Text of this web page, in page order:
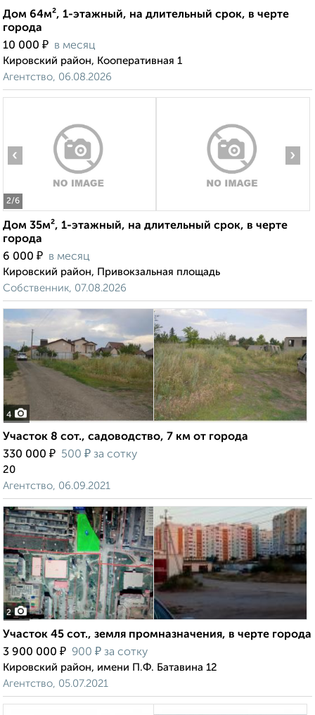
Дом 64м², 1-этажный, на длительный срок, в черте
города
10 000 ₽ в месяц
Кировский район, Кооперативная 1
Агентство, 06.08.2026
2/6
‹ ›
Дом 35м², 1-этажный, на длительный срок, в черте
города
6 000 ₽ в месяц
Кировский район, Привокзальная площадь
Собственник, 07.08.2026
4
Участок 8 сот., садоводство, 7 км от города
330 000 ₽ 500 ₽ за сотку
20
Агентство, 06.09.2021
2
Участок 45 сот., земля промназначения, в черте города
3 900 000 ₽ 900 ₽ за сотку
Кировский район, имени П.Ф. Батавина 12
Агентство, 05.07.2021